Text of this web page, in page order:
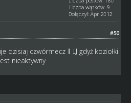
Liczba wątków: 9
Dołączył: Apr 2012
#50
dzisiaj czwórmecz II LJ gdyż koziołki
nieaktywny